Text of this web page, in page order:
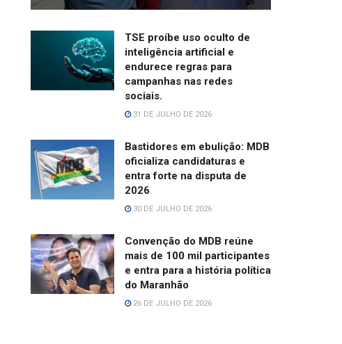
TSE proíbe uso oculto de
inteligência artificial e
endurece regras para
campanhas nas redes
sociais.
31 DE JULHO DE 2026
Bastidores em ebulição: MDB
oficializa candidaturas e
entra forte na disputa de
2026
30 DE JULHO DE 2026
Convenção do MDB reúne
mais de 100 mil participantes
e entra para a história política
do Maranhão
26 DE JULHO DE 2026